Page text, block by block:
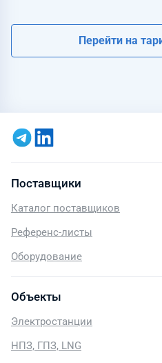
Перейти на
Поставщики
Каталог поставщиков
Референс-листы
Оборудование
Объекты
Электростанции
НПЗ, ГПЗ, LNG